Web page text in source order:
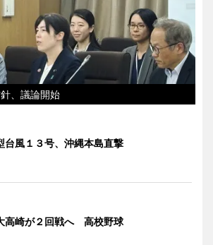
、議論開始
台風１３号、沖縄本島直撃
高崎が２回戦へ 高校野球